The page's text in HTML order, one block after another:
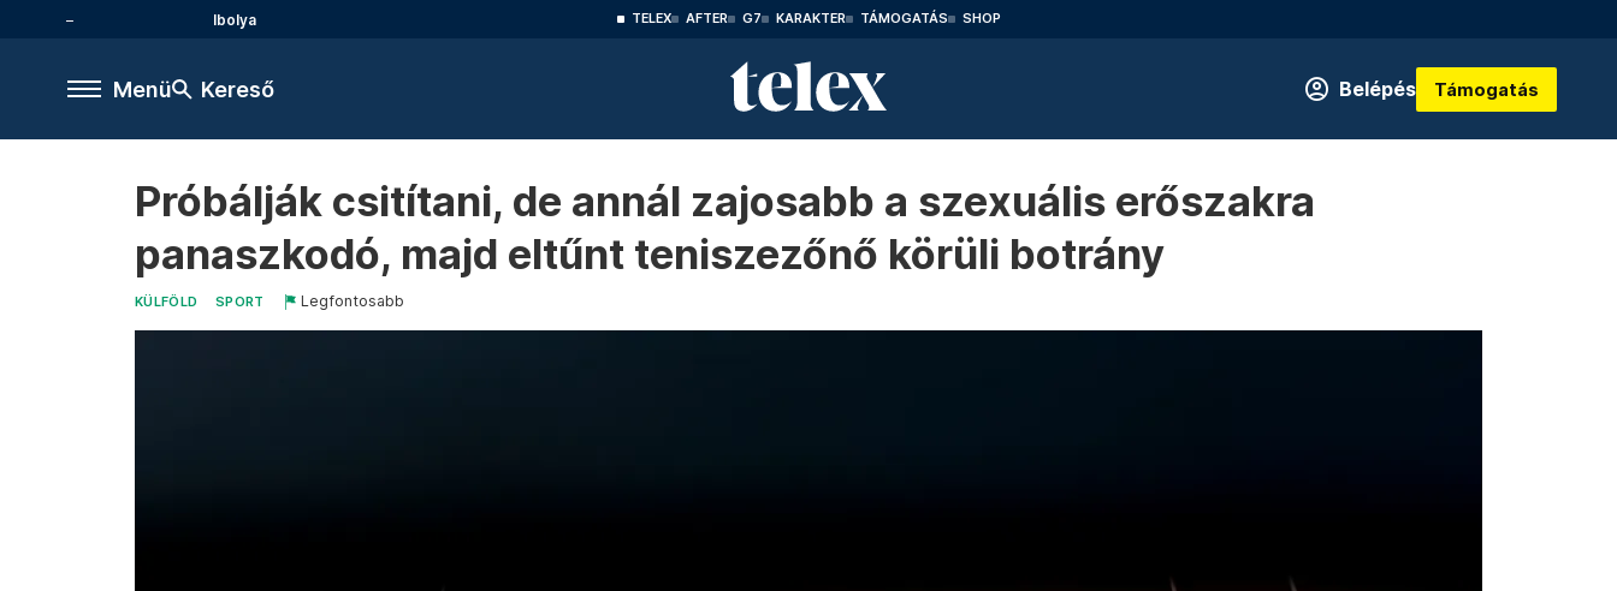
Ibolya TELEX AFTER G7 KARAKTER TÁMOGATÁS SHOP
Menü Kereső Belépés Támogatás
Próbálják csitítani, de annál zajosabb a szexuális erőszakra
panaszkodó, majd eltűnt teniszezőnő körüli botrány
KÜLFÖLD SPORT Legfontosabb